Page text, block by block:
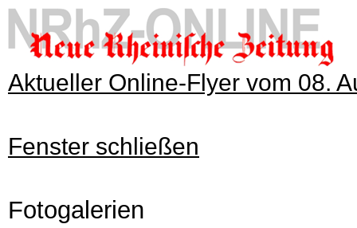
Aktueller Online-Flyer vom 08.
Fenster schließen
Fotogalerien